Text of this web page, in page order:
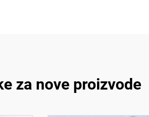
za nove proizvode